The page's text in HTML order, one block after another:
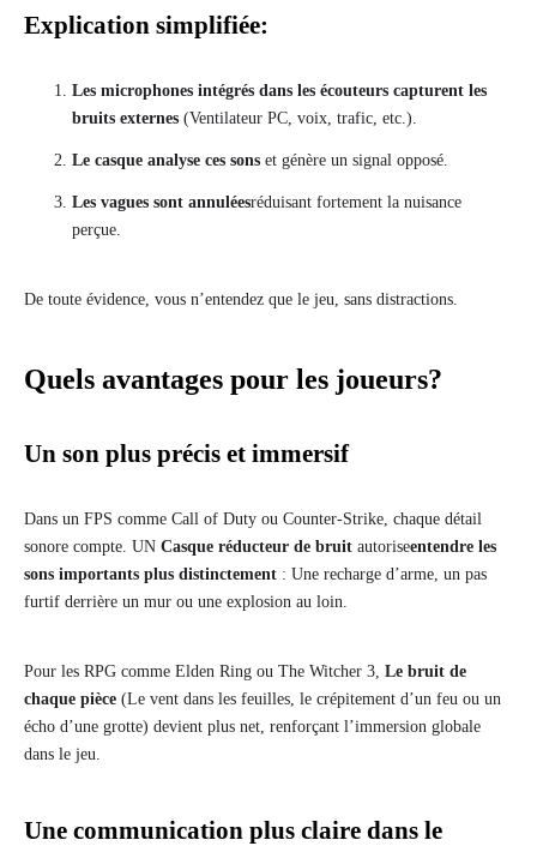
Explication simplifiée:
Les microphones intégrés dans les écouteurs capturent les
bruits externes (Ventilateur PC, voix, trafic, etc.).
Le casque analyse ces sons et génère un signal opposé.
Les vagues sont annuléesréduisant fortement la nuisance
perçue.
De toute évidence, vous n’entendez que le jeu, sans distractions.
Quels avantages pour les joueurs?
Un son plus précis et immersif
Dans un FPS comme Call of Duty ou Counter-Strike, chaque détail
sonore compte. UN Casque réducteur de bruit autoriseentendre les
sons importants plus distinctement : Une recharge d’arme, un pas
furtif derrière un mur ou une explosion au loin.
Pour les RPG comme Elden Ring ou The Witcher 3, Le bruit de
chaque pièce (Le vent dans les feuilles, le crépitement d’un feu ou un
écho d’une grotte) devient plus net, renforçant l’immersion globale
dans le jeu.
Une communication plus claire dans le